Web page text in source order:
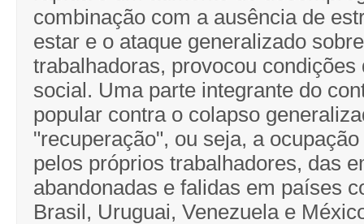
combinação com a ausência de
estar e o ataque generalizado
trabalhadoras, provocou condições
social. Uma parte integrante do
popular contra o colapso
"recuperação", ou seja, a
pelos próprios trabalhadores, das
abandonadas e falidas em países
Brasil, Uruguai, Venezuela e